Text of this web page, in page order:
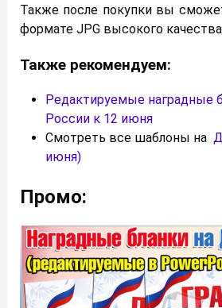
Также после покупки вы
формате JPG высокого
Также рекомендуем:
Редактируемые наградные
России к 12 июня
Смотреть все шаблоны на
июня)
Промо: